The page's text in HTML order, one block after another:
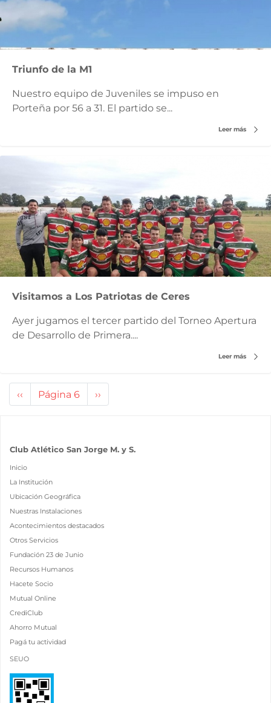
Triunfo de la M1
Nuestro equipo de Juveniles se impuso en
Porteña por 56 a 31. El partido se...
Leer más
Visitamos a Los Patriotas de Ceres
Ayer jugamos el tercer partido del Torneo Apertura
de Desarrollo de Primera....
Leer más
Paginación
Página
anterior
‹‹ Página 6
Siguiente
página
››
Club Atlético San Jorge M. y S.
Inicio
La Institución
Ubicación Geográfica
Nuestras Instalaciones
Acontecimientos destacados
Otros Servicios
Fundación 23 de Junio
Recursos Humanos
Hacete Socio
Mutual Online
CrediClub
Ahorro Mutual
Pagá tu actividad
SEUO